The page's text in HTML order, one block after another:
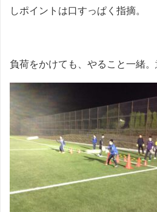
しポイントは口すっぱく指摘。
負荷をかけても、やること一緒。